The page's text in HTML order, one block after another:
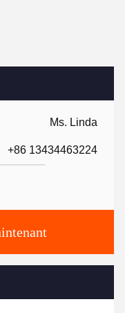
Ms. Linda
+86 13434463224